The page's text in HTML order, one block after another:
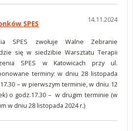
14.11.2024
SPES
SPES zwołuje Walne Zebranie
się w siedzibie Warsztatu Terapii
SPES w Katowicach przy ul.
terminy: w dniu 28 listopada
– w pierwszym terminie, w dniu 12
o godz.17.30 – w drugim terminie (w
w dniu 28 listopada 2024 r.)